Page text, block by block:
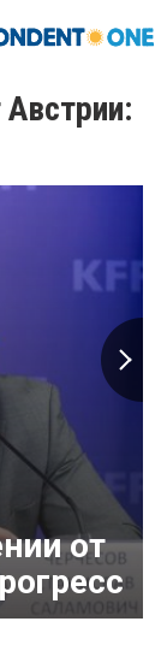
от